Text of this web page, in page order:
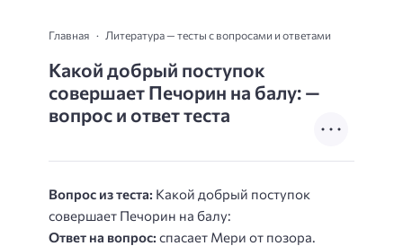
Главная Литература — тесты с вопросами и ответами
Какой добрый поступок
совершает Печорин на балу: —
вопрос и ответ теста
Вопрос из теста: Какой добрый поступок
совершает Печорин на балу:
Ответ на вопрос: спасает Мери от позора.